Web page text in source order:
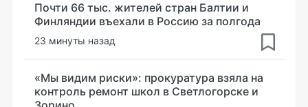
Почти 66 тыс. жителей стран Балтии и
Финляндии въехали в Россию за полгода
23 минуты назад
«Мы видим риски»: прокуратура взяла на
контроль ремонт школ в Светлогорске и